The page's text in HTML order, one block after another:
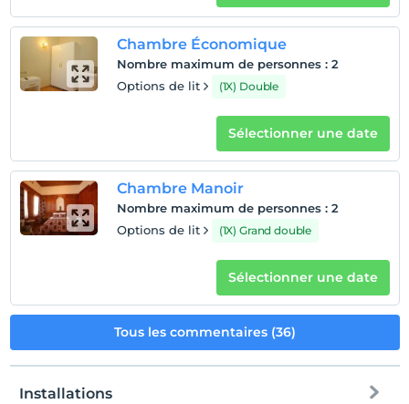
Chambre Économique
Nombre maximum de personnes : 2
Options de lit
(1X) Double
Sélectionner une date
Chambre Manoir
Nombre maximum de personnes : 2
Options de lit
(1X) Grand double
Sélectionner une date
Tous les commentaires (36)
Installations